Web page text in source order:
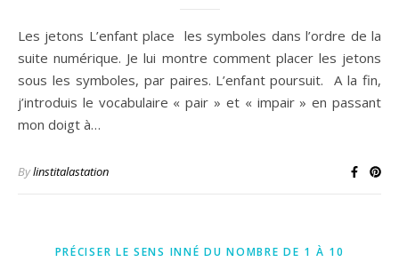
Les jetons L’enfant place les symboles dans l’ordre de la
suite numérique. Je lui montre comment placer les jetons
sous les symboles, par paires. L’enfant poursuit. A la fin,
j’introduis le vocabulaire « pair » et « impair » en passant
mon doigt à…
Bylinstitalastation
PRÉCISER LE SENS INNÉ DU NOMBRE DE 1 À 10